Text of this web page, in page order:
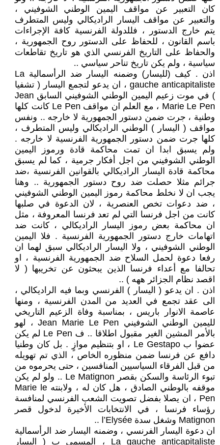
كان التعبير عن مواقف اليمين الوطني الشوفيني ،
والتعبير عن مواقف اليسار الراديكالي وليس المتطرف
يتم خارج الدستور ، فللدولة الفرنسية كافة الإجراءات
باسم القانون ، للحفاظ على الدستور روح الجمهورية ،
والحفاظ على التاريخ الفرنسي الذي هو تاريخ تقاطعات
سياسية ، ولم يكن تاريخ تناحر سياسي ..
اذن . كيف (لليسار) وضمنه اليسار ضد الرأسمالية La
gauche anticapitaliste ، ان يدعو لتجمع اليسار ( تشفيا
) في موت زعيم اليمين الوطني الشوفيني السابق Jean
Marie Le Pen ، مع العلم ان مواقف Le Pen كانت كلها
وطنية ، جرت ضمن دستور الجمهورية لا خارجه .. ونفس
مواقف ( اليسار ) الوطني الراديكالي وليس المتطرف ،
كلها جرت ضمن دستور الجمهورية الفرنسية لا خارجه .
ولم يسبق ابدا ان تمت محاكمة قادة ورموز اليمين
الوطني الشوفيني من اجل أفكار جرمية ، كما لم يسبق
محاكمة قادة اليسار الراديكالي بالقوانين الفرنسية ،ضد
جرائم مثلا حصلت ضد روح دستور الجمهورية .. وهنا
يجب ان لا نخلط محاكمة رموز اليمين الوطني الشوفيني
، ضد دعوات تخص العنصرية ، لان الدعوة في صلبها
كانت من اجل فرنسا التي لم تعد فرنسا المعروفة ، مثل
ان محاكمة بعض رموز اليسار الراديكالي ، كانت ضد
اتهامات خارج دستور الجمهورية الفرنسية . فلا اليمين
الوطني الشوفيني ، ولا اليسار الراديكالي سبق لهما ان
رفعا دعوة لحمل السلاح ضد الجمهورية الفرنسية ، او
تحالفا مع أعداء فرنسا الذين يبحثون عن تخريبها ( لا
اقصد نظام الجزائر ههه ) ..
اذن . ان يدعو ( اليسار ) الفرنسي وبما فيه الراديكالي ،
الى عقد تجمع في العديد من المدن الفرنسية ، ومنها
عاصمة الانوار باريس ، بمناسبة وفاة الزعيم التاريخي
لليمين الوطني الشوفيني Jean Marie Le Pen ، لهو
بالأمر المشين الغير مقبول اطلاقا .. ف Le Pen لم يكن
عضوا ب Le Gestapo ، او بتنظيم موازٍ . بل كان وطنيا
دافع عن فرنسا ضمن منظوره الخاص ، الذي تم تهويله
من قبل الفرقاء السياسيين المنافسين ، حتى يحرموه من
تبوء الرئاسة والسكن بقصر Le Matignon .. ولو لم يكن
موقفه بالوطني الصادق ، هل كان له ، ولابنته Marie le
Pen ، ان يصلا بفضل تصويت الشعب الفرنسي لمنافسة
رؤساء فرنسا ، في الانتخابات الأخيرة لدخول قصر
Matignon وشغل سدة l’Elysée ..
ان دعوة اليسار الفرنسي ، وضمنه اليسار ضد الرأسمالية
La gauche anticapitaliste ، المسمى ب ( اليسار